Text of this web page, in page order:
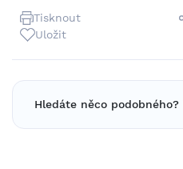
Tisknout
Uložit
Hledáte něco podobného?